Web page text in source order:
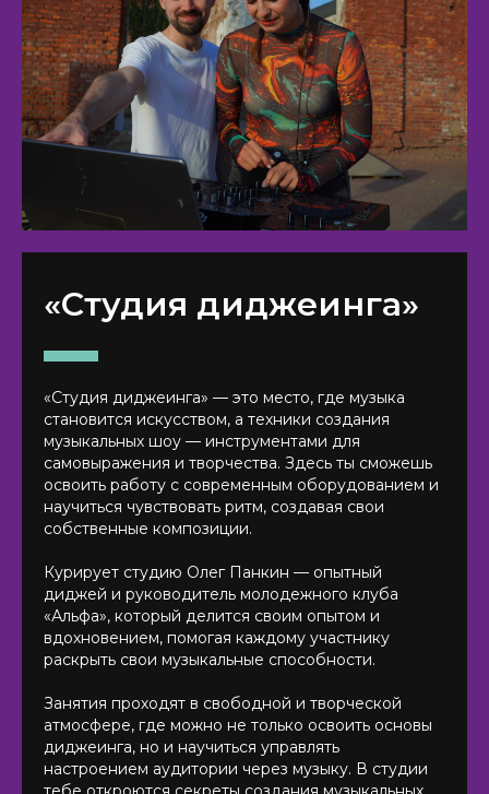
«Студия диджеинга»
«Студия диджеинга» — это место, где музыка
становится искусством, а техники создания
музыкальных шоу — инструментами для
самовыражения и творчества. Здесь ты сможешь
освоить работу с современным оборудованием и
научиться чувствовать ритм, создавая свои
собственные композиции.
Курирует студию Олег Панкин — опытный
диджей и руководитель молодежного клуба
«Альфа», который делится своим опытом и
вдохновением, помогая каждому участнику
раскрыть свои музыкальные способности.
Занятия проходят в свободной и творческой
атмосфере, где можно не только освоить основы
диджеинга, но и научиться управлять
настроением аудитории через музыку. В студии